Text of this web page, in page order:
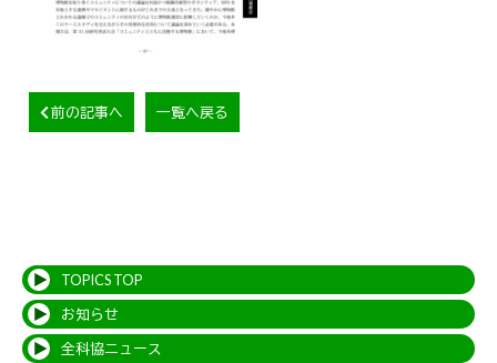
前の記事へ 一覧へ戻る
TOPICS TOP
お知らせ
全科協ニュース